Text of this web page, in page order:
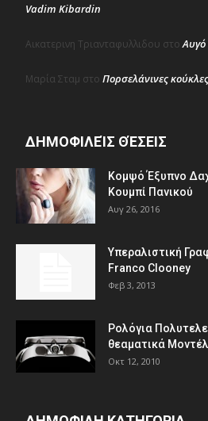
Vadim Kibardin
Αικατερινη Τριανταφυλλιδου στοΑυγό
Μαρία Σταμ στο Πορσελάνινες
ΔΗΜΟΦΙΛΕΊΣ ΘΈΣΕΙΣ
Κομψό Έξυπνο
Κουμπί Πανικού
Αυγ 26, 2016
Υπεραλιστική
Franco Clooney
Φεβ 3, 2013
Ρολόγια
θεαματικά
Οκτ 12, 2010